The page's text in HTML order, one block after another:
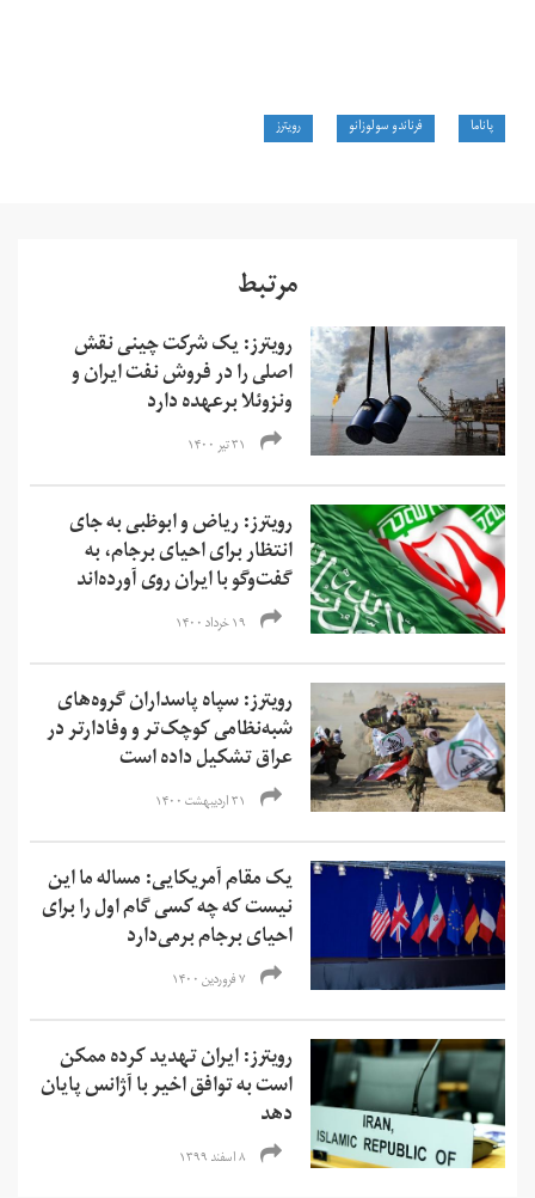
پاناما فرناندو سولوزانو رویترز
مرتبط
رویترز: یک شرکت چینی نقش
اصلی را در فروش نفت ایران و
ونزوئلا برعهده دارد
۳۱ تیر ۱۴۰۰
رویترز: ریاض و ابوظبی به جای
انتظار برای احیای برجام، به
گفت‌وگو با ایران روی آورده‌اند
۱۹ خرداد ۱۴۰۰
رویترز: سپاه پاسداران گروه‌های
شبه‌نظامی کوچک‌تر و وفادارتر در
عراق تشکیل داده است
۳۱ اردیبهشت ۱۴۰۰
یک مقام آمریکایی: مساله ما این
نیست که چه کسی گام اول را برای
احیای برجام برمی‌دارد
۷ فروردین ۱۴۰۰
رویترز: ایران تهدید کرده ممکن
است به توافق اخیر با آژانس پایان
‌دهد
۸ اسفند ۱۳۹۹